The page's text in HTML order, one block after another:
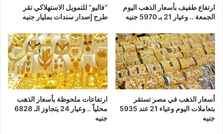
ارتفاع طفيف بأسعار الذهب اليوم
الجمعة .. وعيار 21 بـ 5970 جنيه
“فاليو” للتمويل الاستهلاكي تقر
طرح إصدار سندات بمليار جنيه
أسعار الذهب في مصر تستقر
بتعاملات اليوم وعياء 21 عند 5935
جنيه
ارتفاعات ملحوظة بأسعار الذهب
محلياً .. وعيار 24 يتجاوز الـ 6828
جنيه